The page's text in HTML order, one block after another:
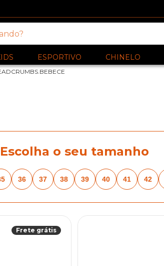
ESPORTIVO CHINELO
Escolha o seu tamanho
36 37 38 39 40 41 42
Frete grátis